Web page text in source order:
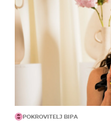
POKROVITELJ BIPA